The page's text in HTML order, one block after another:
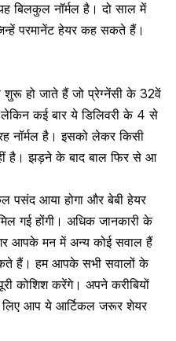
बिलकुल नॉर्मल है। दो साल में
परमानेंट हेयर कह सकते हैं।
शुरू हो जाते हैं जो प्रेग्नेंसी के 32वें
कई बार ये डिलिवरी के 4 से
नॉर्मल है। इसको लेकर किसी
है। झड़ने के बाद बाल फिर से आ
पसंद आया होगा और बेबी हेयर
गई होंगी। अधिक जानकारी के
आपके मन में अन्य कोई सवाल हैं
हैं। हम आपके सभी सवालों के
कोशिश करेंगे। अपने करीबियों
आप ये आर्टिकल जरूर शेयर